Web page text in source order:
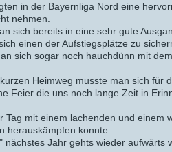
in der Bayernliga Nord eine
nehmen.
sich bereits in eine sehr gute
einen der Aufstiegsplätze zu
sich sogar noch hauchdünn mit
Heimweg musste man sich für
Feier die uns noch lange Zeit in
Tag mit einem lachenden und
herauskämpfen konnte.
nächstes Jahr gehts wieder